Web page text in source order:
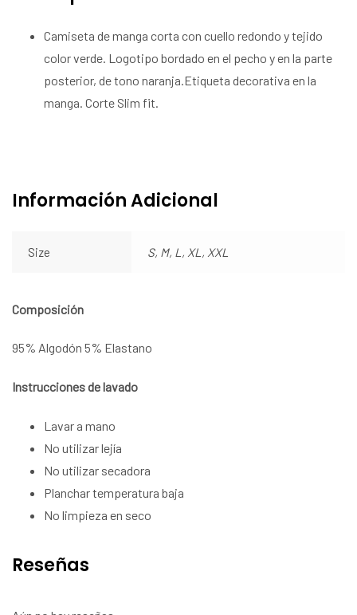
Camiseta de manga corta con cuello redondo y tejido
color verde. Logotipo bordado en el pecho y en la parte
posterior, de tono naranja.Etiqueta decorativa en la
manga. Corte Slim fit.
Información Adicional
Size S, M, L, XL, XXL
Composición
95% Algodón 5% Elastano
Instrucciones de lavado
Lavar a mano
No utilizar lejía
No utilizar secadora
Planchar temperatura baja
No limpieza en seco
Reseñas